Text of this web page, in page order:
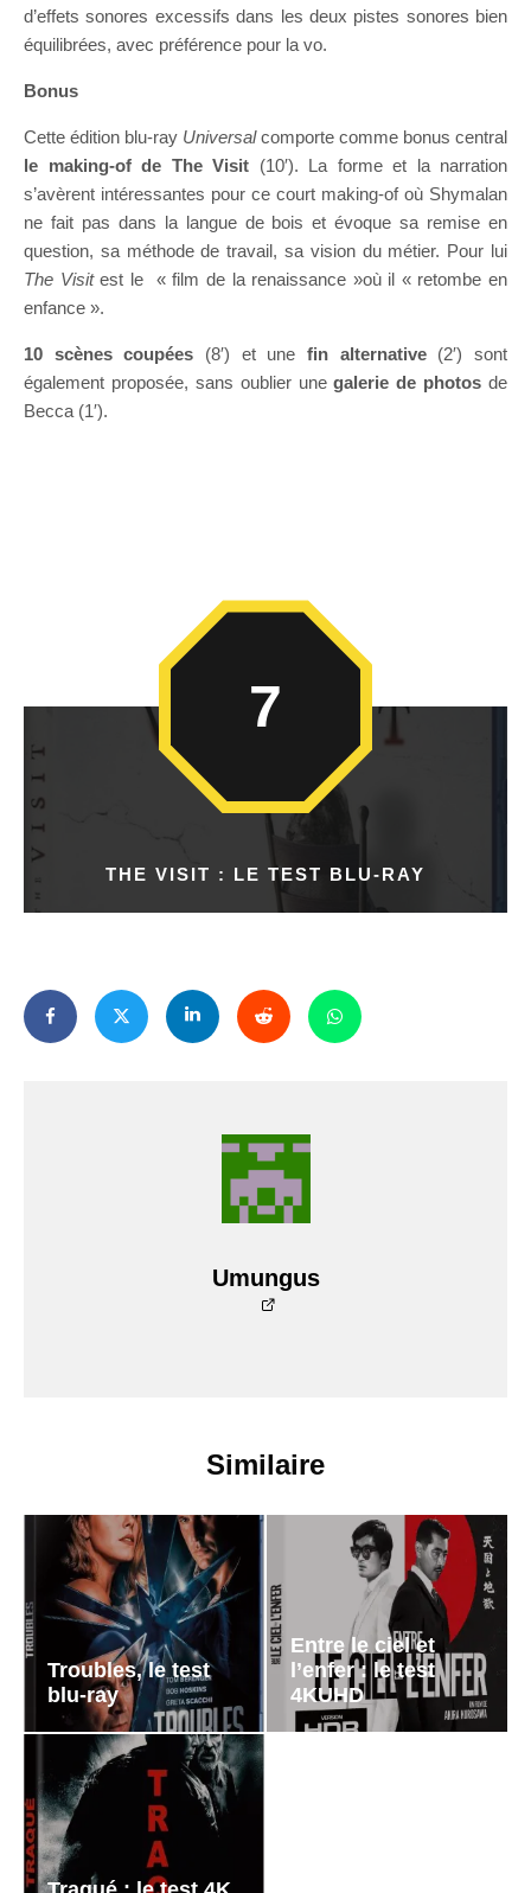
d’effets sonores excessifs dans les deux pistes sonores bien
équilibrées, avec préférence pour la vo.
Bonus
Cette édition blu-ray Universalcomporte comme bonus central
le making-of de The Visit (10′). La forme et la narration
s’avèrent intéressantes pour ce court making-of où Shymalan
ne fait pas dans la langue de bois et évoque sa remise en
question, sa méthode de travail, sa vision du métier. Pour lui
The Visitest le « film de la renaissance »où il « retombe en
enfance ».
10 scènes coupées (8′) et unefin alternative(2′) sont
également proposée, sans oublier unegalerie de photos de
Becca (1′).
THE VISIT : LE TEST BLU-RAY
7
Umungus
Similaire
Troubles, le test
blu-ray
Entre le ciel et
l’enfer : le test
4KUHD